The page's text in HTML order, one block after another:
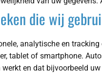
die wij
analytische en
tablet of smartphone.
en dat bijvoorbeeld